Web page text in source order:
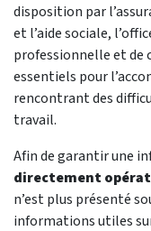
disposition par
et l’aide sociale,
professionnelle et de
essentiels pour
rencontrant des
travail.
Afin de garantir une
directement
n’est plus présenté
informations utiles